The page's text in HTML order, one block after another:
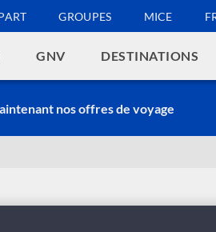
GROUPES MICE
GNV DESTINATIONS
nos offres de voyage
cargo